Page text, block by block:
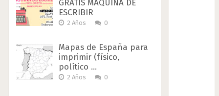
GRATIS MAQUINA DE
ESCRIBIR
2 Años 0
Mapas de España para
imprimir (físico,
político …
2 Años 0